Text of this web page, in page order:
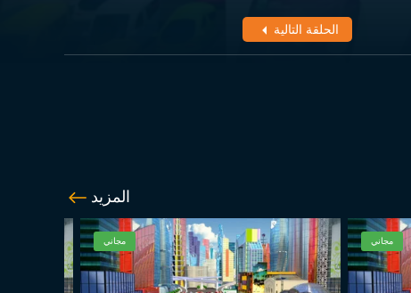
الحلقة التالية
المزيد
مجاني مجاني